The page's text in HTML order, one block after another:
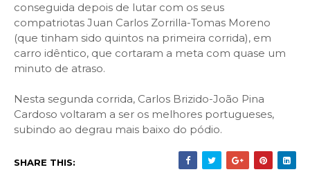
conseguida depois de lutar com os seus
compatriotas Juan Carlos Zorrilla-Tomas Moreno
(que tinham sido quintos na primeira corrida), em
carro idêntico, que cortaram a meta com quase um
minuto de atraso.
Nesta segunda corrida, Carlos Brizido-João Pina
Cardoso voltaram a ser os melhores portugueses,
subindo ao degrau mais baixo do pódio.
SHARE THIS: